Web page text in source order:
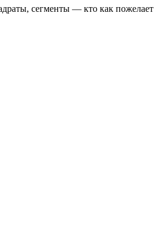
сегменты — кто как пожелает